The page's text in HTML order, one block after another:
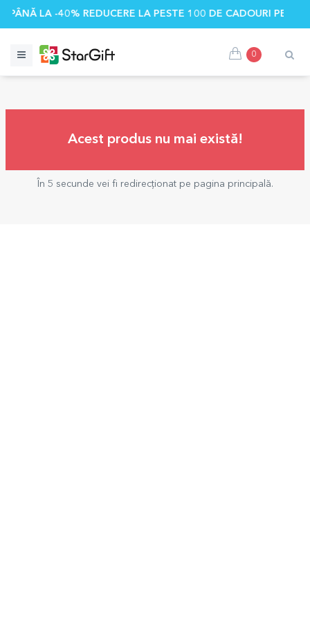
PÂNĂ LA -40% REDUCERE LA PESTE 100 DE CADOURI
0
Acest produs nu mai există!
În 5 secunde vei fi redirecționat pe pagina principală.